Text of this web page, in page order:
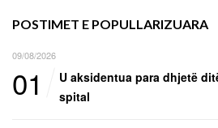
POSTIMET E POPULLARIZUARA
09/08/2026
01
U aksidentua para dhjetë
spital